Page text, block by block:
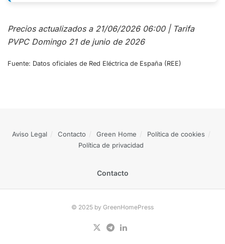
Precios actualizados a 21/06/2026 06:00 | Tarifa
PVPC Domingo 21 de junio de 2026
Fuente: Datos oficiales de Red Eléctrica de España (REE)
Aviso Legal Contacto Green Home
Política de cookies
Política de privacidad
Contacto
© 2025 by GreenHomePress